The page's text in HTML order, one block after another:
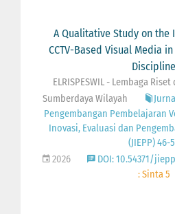
A Qualitative Study on the
CCTV-Based Visual Media
Discipline
ELRISPESWIL - Lembaga
Sumberdaya Wilayah
Pengembangan Pembelajaran
Inovasi, Evaluasi dan
(JIEPP) 46-
2026
DOI: 10.54371/
: Sinta 5